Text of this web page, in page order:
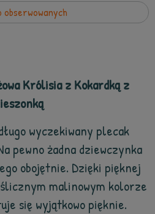
obserwowanych
Królisia z Kokardką z
wyczekiwany plecak
pewno żadna dziewczynka
obojętnie. Dzięki pięknej
malinowym kolorze
się wyjątkowo pięknie.